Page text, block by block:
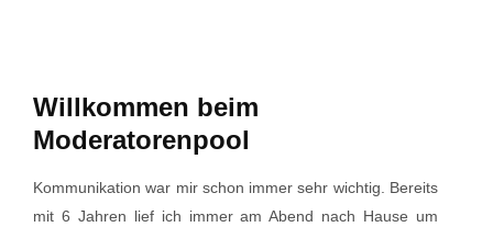
Willkommen beim
Moderatorenpool
Kommunikation war mir schon immer sehr wichtig. Bereits
mit 6 Jahren lief ich immer am Abend nach Hause um